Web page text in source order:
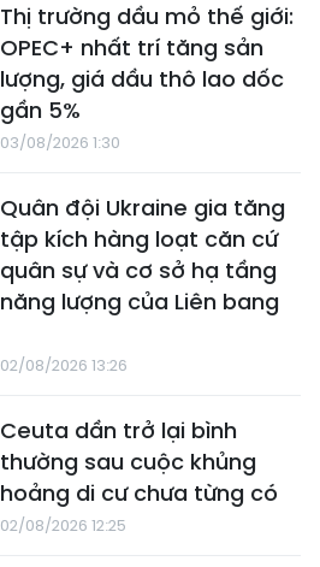
Thị trường dầu mỏ thế giới:
OPEC+ nhất trí tăng sản
lượng, giá dầu thô lao dốc
gần 5%
03/08/2026 1:30
Quân đội Ukraine gia tăng
tập kích hàng loạt căn cứ
quân sự và cơ sở hạ tầng
năng lượng của Liên bang
02/08/2026 13:26
Ceuta dần trở lại bình
thường sau cuộc khủng
hoảng di cư chưa từng có
02/08/2026 12:25